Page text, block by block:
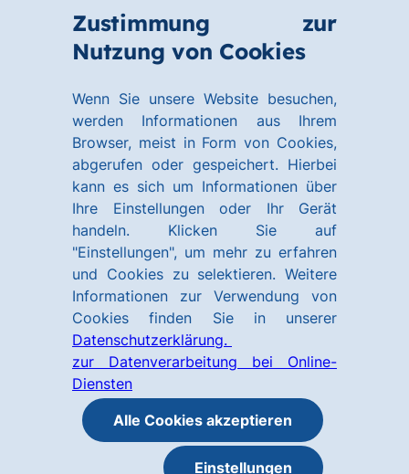
Zustimmung zur
Nutzung von Cookies
Wenn Sie unsere Website besuchen,
werden Informationen aus Ihrem
Browser, meist in Form von Cookies,
abgerufen oder gespeichert. Hierbei
kann es sich um Informationen über
Ihre Einstellungen oder Ihr Gerät
handeln. Klicken Sie auf
"Einstellungen", um mehr zu erfahren
und Cookies zu selektieren. Weitere
Informationen zur Verwendung von
Cookies finden Sie in unserer
Datenschutzerklärung.
zur Datenverarbeitung bei Online-
Diensten
Alle Cookies akzeptieren
Einstellungen
Hauptinhalt